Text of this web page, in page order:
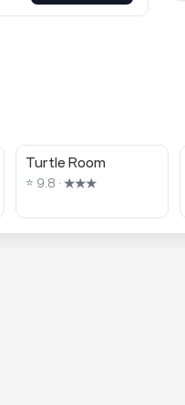
Turtle Room
⭐ 9.8 · ★★★